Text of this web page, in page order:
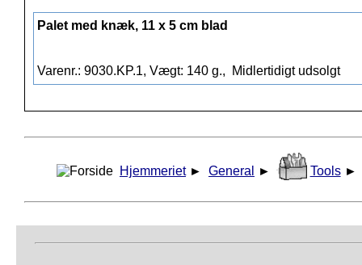
Palet med knæk, 11 x 5 cm blad
Varenr.: 9030.KP.1, Vægt: 140 g., Midlertidigt udsolgt
Hjemmeriet ► General ► Tools ►